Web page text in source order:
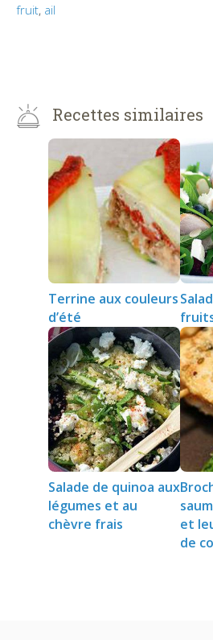
fruit, ail
Recettes similaires
Terrine aux couleurs
d’été
Salade de quinoa aux
légumes et au
chèvre frais
et
de